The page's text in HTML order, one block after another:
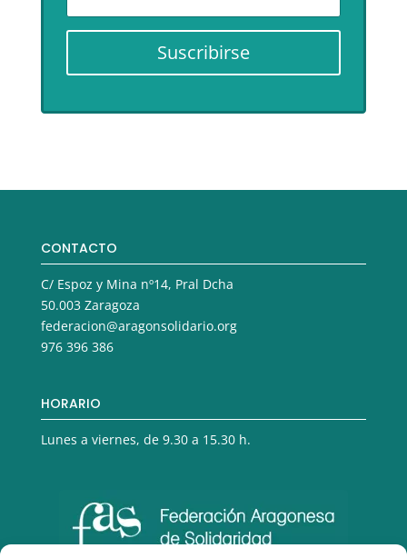
Suscribirse
CONTACTO
C/ Espoz y Mina nº14, Pral Dcha
50.003 Zaragoza
federacion@aragonsolidario.org
976 396 386
HORARIO
Lunes a viernes, de 9.30 a 15.30 h.